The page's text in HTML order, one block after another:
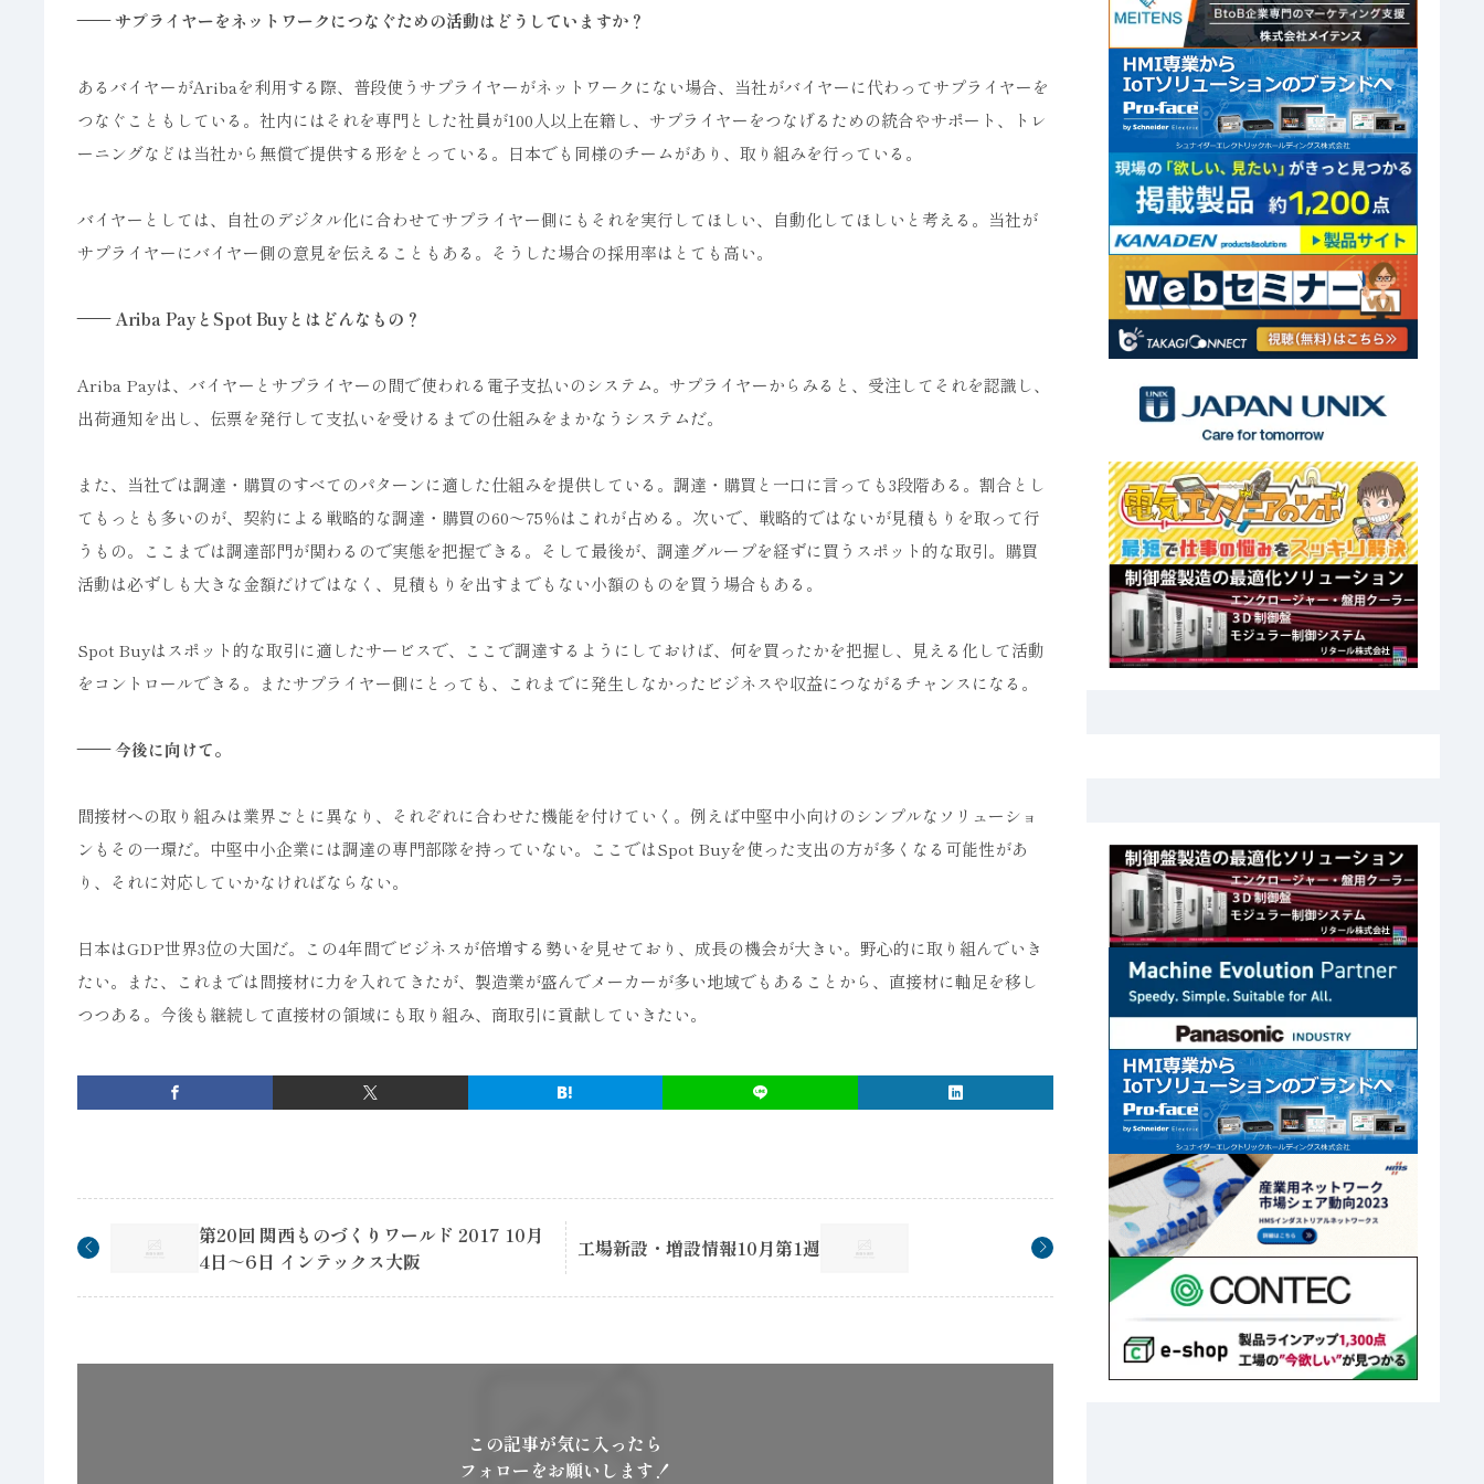
—— サプライヤーをネットワークにつなぐための活動はどうしていますか？
あるバイヤーがAribaを利用する際、普段使うサプライヤーがネットワークにない場合、当社がバイヤーに代わってサプライヤーを
つなぐこともしている。社内にはそれを専門とした社員が100人以上在籍し、サプライヤーをつなげるための統合やサポート、トレ
ーニングなどは当社から無償で提供する形をとっている。日本でも同様のチームがあり、取り組みを行っている。
バイヤーとしては、自社のデジタル化に合わせてサプライヤー側にもそれを実行してほしい、自動化してほしいと考える。当社が
サプライヤーにバイヤー側の意見を伝えることもある。そうした場合の採用率はとても高い。
—— Ariba PayとSpot Buyとはどんなもの？
Ariba Payは、バイヤーとサプライヤーの間で使われる電子支払いのシステム。サプライヤーからみると、受注してそれを認識し、
出荷通知を出し、伝票を発行して支払いを受けるまでの仕組みをまかなうシステムだ。
また、当社では調達・購買のすべてのパターンに適した仕組みを提供している。調達・購買と一口に言っても3段階ある。割合とし
てもっとも多いのが、契約による戦略的な調達・購買の60～75％はこれが占める。次いで、戦略的ではないが見積もりを取って行
うもの。ここまでは調達部門が関わるので実態を把握できる。そして最後が、調達グループを経ずに買うスポット的な取引。購買
活動は必ずしも大きな金額だけではなく、見積もりを出すまでもない小額のものを買う場合もある。
Spot Buyはスポット的な取引に適したサービスで、ここで調達するようにしておけば、何を買ったかを把握し、見える化して活動
をコントロールできる。またサプライヤー側にとっても、これまでに発生しなかったビジネスや収益につながるチャンスになる。
—— 今後に向けて。
間接材への取り組みは業界ごとに異なり、それぞれに合わせた機能を付けていく。例えば中堅中小向けのシンプルなソリューショ
ンもその一環だ。中堅中小企業には調達の専門部隊を持っていない。ここではSpot Buyを使った支出の方が多くなる可能性があ
り、それに対応していかなければならない。
日本はGDP世界3位の大国だ。この4年間でビジネスが倍増する勢いを見せており、成長の機会が大きい。野心的に取り組んでいき
たい。また、これまでは間接材に力を入れてきたが、製造業が盛んでメーカーが多い地域でもあることから、直接材に軸足を移し
つつある。今後も継続して直接材の領域にも取り組み、商取引に貢献していきたい。
第20回 関西ものづくりワールド 2017 10月
4日～6日 インテックス大阪
工場新設・増設情報10月第1週
この記事が気に入ったら
フォローをお願いします！